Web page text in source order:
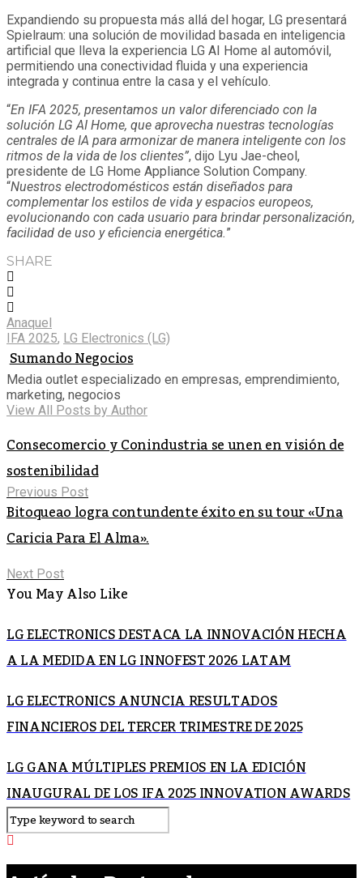
Expandiendo su propuesta más allá del hogar, LG presentará
Spielraum: una solución de movilidad basada en inteligencia
artificial que lleva la experiencia LG AI Home al automóvil,
permitiendo una conectividad fluida y una experiencia
integrada y continua entre la casa y el vehículo.
“En IFA 2025, presentamos un valor diferenciado con la
solución LG AI Home, que aprovecha nuestras tecnologías
centrales de IA para armonizar de manera inteligente con los
ritmos de la vida de los clientes”, dijo Lyu Jae-cheol,
presidente de LG Home Appliance Solution Company.
“Nuestros electrodomésticos están diseñados para
complementar los estilos de vida y espacios europeos,
evolucionando con cada usuario para brindar personalización,
facilidad de uso y eficiencia energética.”
SHARE
Anaquel
IFA 2025, LG Electronics (LG)
Sumando Negocios
Media outlet especializado en empresas, emprendimiento,
marketing, negocios
View All Posts by Author
Consecomercio y Conindustria se unen en visión de
sostenibilidad
Previous Post
Bitoqueao logra contundente éxito en su tour «Una
Caricia Para El Alma».
Next Post
You May Also Like
LG ELECTRONICS DESTACA LA INNOVACIÓN HECHA
A LA MEDIDA EN LG INNOFEST 2026 LATAM
LG ELECTRONICS ANUNCIA RESULTADOS
FINANCIEROS DEL TERCER TRIMESTRE DE 2025
LG GANA MÚLTIPLES PREMIOS EN LA EDICIÓN
INAUGURAL DE LOS IFA 2025 INNOVATION AWARDS